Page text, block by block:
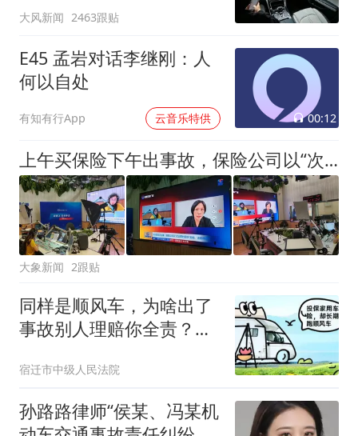
大风新闻 2463跟贴
E45 孟岩对话李继刚：人
何以自处
有知有行App 云音乐特供 00:12
上午买保险下午出事故，保险公司以“次日零时起保”拒赔！法院判了
大象新闻 2跟贴
同样是顺风车，为啥出了
事故别人理赔你全责？丨
宿迁市中级人民法院
孙路路律师“侯某、冯某机